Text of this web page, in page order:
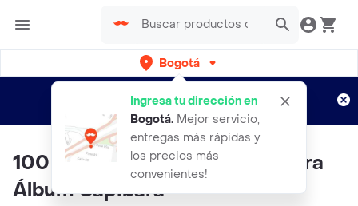
Bogotá
Ingresa tu dirección en
Bogotá. Mejor servicio,
entregas más rápidas y
los precios más
convenientes!
envíos gratis por semanas
Aplican TyC
100 Láminas Autoadhesivas Para
Álbum Capibara